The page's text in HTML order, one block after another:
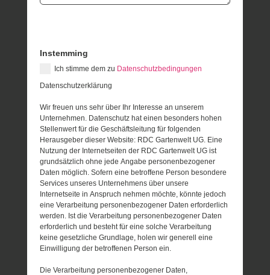
Instemming
Ich stimme dem zu Datenschutzbedingungen
Datenschutzerklärung
Wir freuen uns sehr über Ihr Interesse an unserem
Unternehmen. Datenschutz hat einen besonders hohen
Stellenwert für die Geschäftsleitung für folgenden
Herausgeber dieser Website: RDC Gartenwelt UG. Eine
Nutzung der Internetseiten der RDC Gartenwelt UG ist
grundsätzlich ohne jede Angabe personenbezogener
Daten möglich. Sofern eine betroffene Person besondere
Services unseres Unternehmens über unsere
Internetseite in Anspruch nehmen möchte, könnte jedoch
eine Verarbeitung personenbezogener Daten erforderlich
werden. Ist die Verarbeitung personenbezogener Daten
erforderlich und besteht für eine solche Verarbeitung
keine gesetzliche Grundlage, holen wir generell eine
Einwilligung der betroffenen Person ein.
Die Verarbeitung personenbezogener Daten,